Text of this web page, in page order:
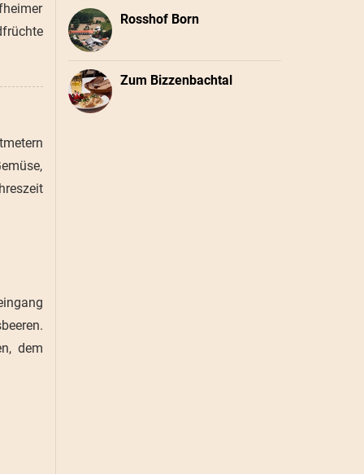
dem
Rosshof Born
Zum Bizzenbachtal